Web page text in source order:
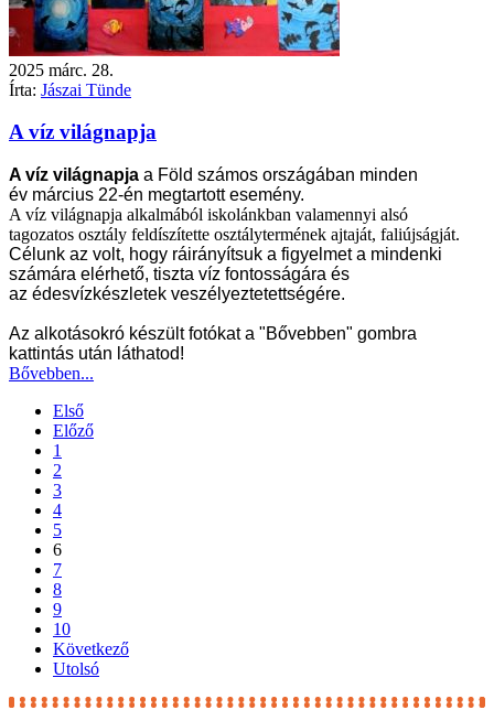
2025 márc. 28.
Írta: Jászai Tünde
A víz világnapja
A víz világnapja a Föld számos országában minden
év március 22-én megtartott esemény.
A víz világnapja alkalmából iskolánkban valamennyi alsó
tagozatos osztály feldíszítette osztálytermének ajtaját, faliújságját.
Célunk az volt, hogy ráirányítsuk a figyelmet a mindenki
számára elérhető, tiszta víz fontosságára és
az édesvízkészletek veszélyeztetettségére.
Az alkotásokró készült fotókat a "Bővebben" gombra
kattintás után láthatod!
Bővebben...
Első
Előző
1
2
3
4
5
6
7
8
9
10
Következő
Utolsó